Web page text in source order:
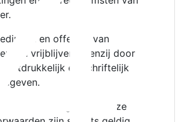
en offertes van
zijn vrijblijvend, tenzij door
uitdrukkelijk en schriftelijk
en aanvullingen van deze